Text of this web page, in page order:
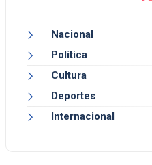
Nacional
Política
Cultura
Deportes
Internacional